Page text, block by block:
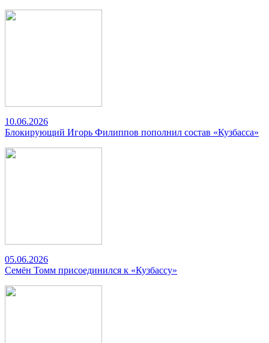
10.06.2026
Блокирующий Игорь Филиппов пополнил состав «Кузбасса»
05.06.2026
Семён Томм присоединился к «Кузбассу»